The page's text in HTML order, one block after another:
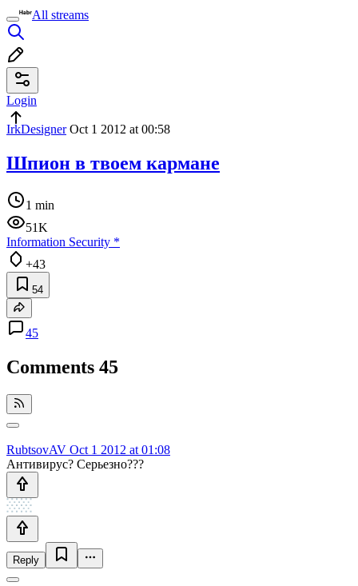
All streams
Login
IrkDesignerOct 1 2012 at 00:58
Шпион в твоем кармане
1 min
51K
Information Security *
+43
54
45
Comments 45
RubtsovAV Oct 1 2012 at 01:08
Антивирус? Серьезно???
Reply